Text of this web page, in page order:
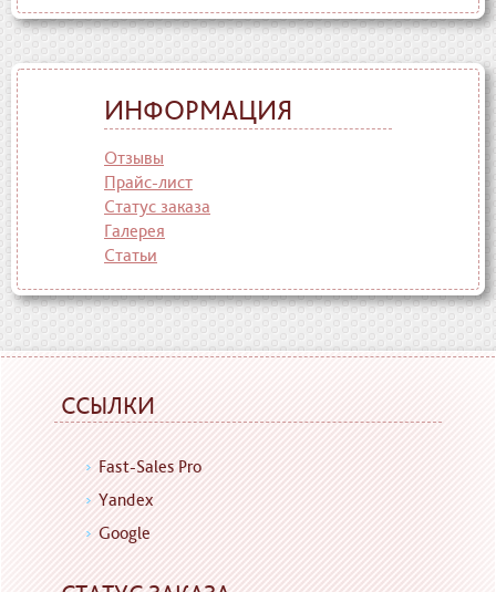
ИНФОРМАЦИЯ
Отзывы
Прайс-лист
Статус заказа
Галерея
Статьи
ССЫЛКИ
Fast-Sales Pro
Yandex
Google